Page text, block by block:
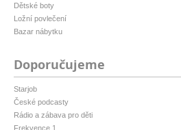
Dětské boty
Ložní povlečení
Bazar nábytku
Doporučujeme
Starjob
České podcasty
Rádio a zábava pro děti
Frekvence 1